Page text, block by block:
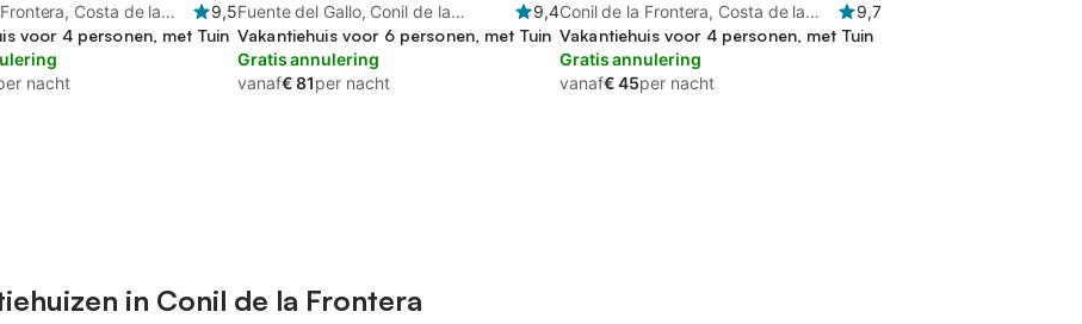
Costa de la
9,5
voor 4 personen, met Tuin
nacht
Fuente del Gallo, Conil de la
Frontera
9,4
Vakantiehuis voor 6 personen, met Tuin
Gratis annulering
vanaf€ 81per nacht
Conil de la Frontera, Costa de la
Luz
9,7
Vakantiehuis voor 4 personen, met Tuin
Gratis annulering
vanaf€ 45per nacht
in Conil de la Frontera